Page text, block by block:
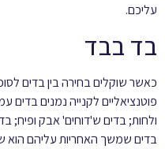
עליכם.
בד בבד
כאשר שוקלים בחירה בין בדים
פוטנציאליים לקנייה נמנים בדים
ולחות; בדים ש'דוחים' אבק ופיח;
בדים שמשך האחריות עליהם הוא